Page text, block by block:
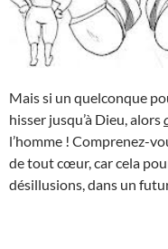
Mais si un quelconque
hisser jusqu’à Dieu, alors
l’homme ! Comprenez-
de tout cœur, car cela
désillusions, dans un